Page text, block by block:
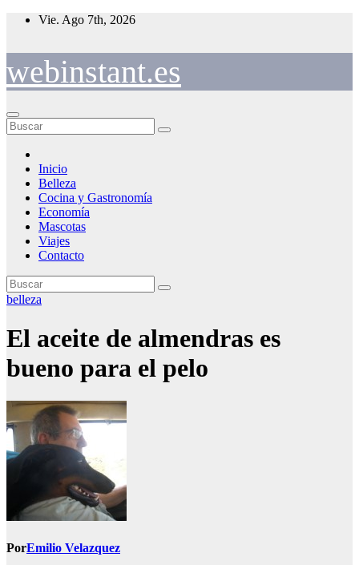
Saltar
Vie. Ago 7th, 2026
webinstant.es
Inicio
Belleza
Cocina y Gastronomía
Economía
Mascotas
Viajes
Contacto
belleza
El aceite de almendras es
bueno para el pelo
PorEmilio Velazquez